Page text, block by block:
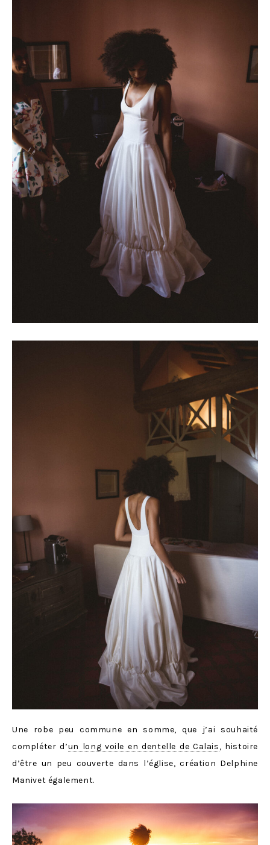
Une robe peu commune en somme, que j’ai souhaité
compléter d’un long voile en dentelle de Calais, histoire
d’être un peu couverte dans l’église, création Delphine
Manivet également.